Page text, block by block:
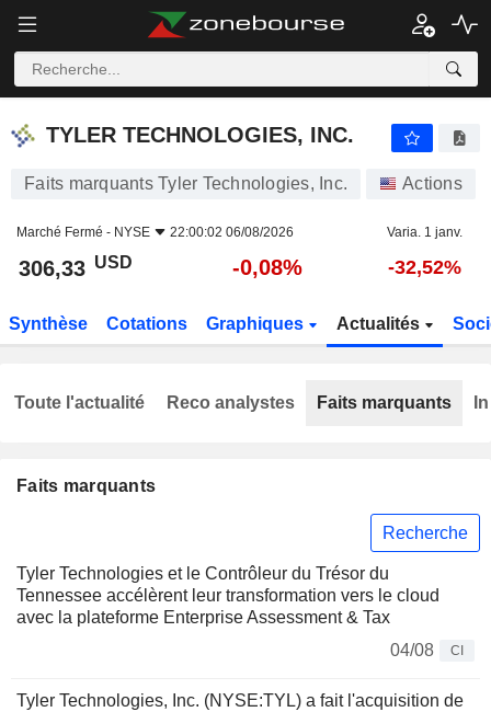
TYLER TECHNOLOGIES, INC.
TYLER TECHNOLOGIES, INC.
Faits marquants Tyler Technologies, Inc. Actions
Marché Fermé - NYSE 22:00:02 06/08/2026 Varia. 1 janv.
306,33 USD -0,08% -32,52%
Synthèse Cotations Graphiques Actualités
Faits marquants
Recherche
Tyler Technologies et le Contrôleur du Trésor du
Tennessee accélèrent leur transformation vers le cloud
avec la plateforme Enterprise Assessment & Tax
04/08
CI
Tyler Technologies, Inc. (NYSE:TYL) a fait l'acquisition de
Toute l'actualité Reco analystes Faits marquants